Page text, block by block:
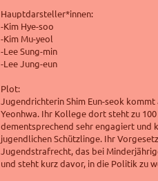
Hauptdarsteller*innen:
-Kim Hye-soo
-Kim Mu-yeol
-Lee Sung-min
-Lee Jung-eun
Plot:
Jugendrichterin Shim Eun-seok
Yeonhwa. Ihr Kollege dort steht zu
dementsprechend sehr engagiert und
jugendlichen Schützlinge. Ihr
Jugendstrafrecht, das bei
und steht kurz davor, in die Politik zu